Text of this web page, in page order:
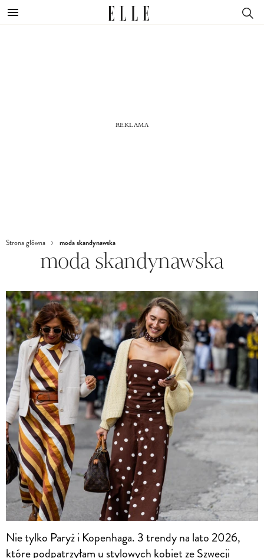
Strona główna moda skandynawska
moda skandynawska
Nie tylko Paryż i Kopenhaga. 3 trendy na lato 2026,
które podpatrzyłam u stylowych kobiet ze Szwecji